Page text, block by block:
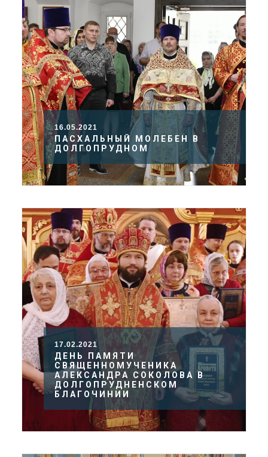
16.05.2021
ПАСХАЛЬНЫЙ МОЛЕБЕН В
ДОЛГОПРУДНОМ
17.02.2021
ДЕНЬ ПАМЯТИ
СВЯЩЕННОМУЧЕНИКА
АЛЕКСАНДРА СОКОЛОВА В
ДОЛГОПРУДНЕНСКОМ
БЛАГОЧИНИИ